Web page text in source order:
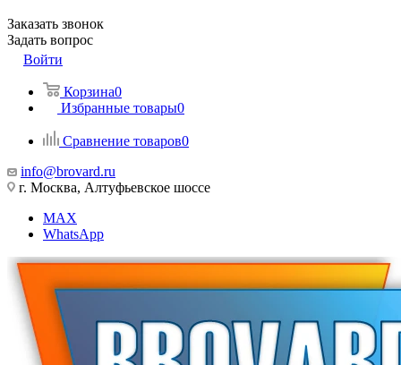
Заказать звонок
Задать вопрос
Войти
Корзина0
Избранные товары0
Сравнение товаров0
info@brovard.ru
г. Москва, Алтуфьевское шоссе
MAX
WhatsApp